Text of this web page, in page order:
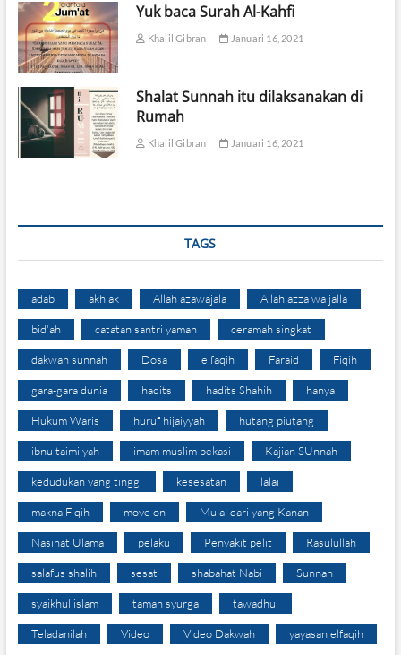
Yuk baca Surah Al-Kahfi
Khalil Gibran Januari 16, 2021
Shalat Sunnah itu dilaksanakan di
Rumah
Khalil Gibran Januari 16, 2021
TAGS
adab akhlak Allah azawajala Allah azza wa jalla
bid'ah catatan santri yaman ceramah singkat
dakwah sunnah Dosa elfaqih Faraid Fiqih
gara-gara dunia hadits hadits Shahih hanya
Hukum Waris huruf hijaiyyah hutang piutang
ibnu taimiiyah imam muslim bekasi Kajian SUnnah
kedudukan yang tinggi kesesatan lalai
makna Fiqih move on Mulai dari yang Kanan
Nasihat Ulama pelaku Penyakit pelit Rasulullah
salafus shalih sesat shabahat Nabi Sunnah
syaikhul islam taman syurga tawadhu'
Teladanilah Video Video Dakwah yayasan elfaqih